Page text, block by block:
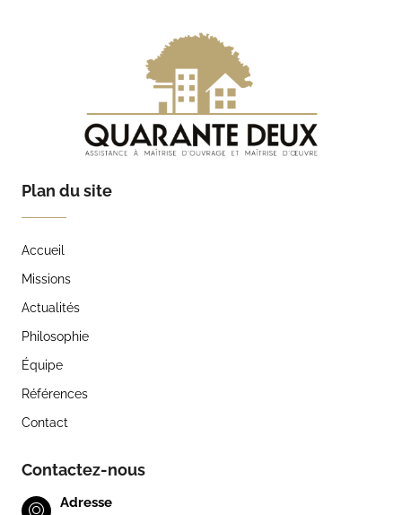
Plan du site
Accueil
Missions
Actualités
Philosophie
Équipe
Références
Contact
Contactez-nous
Adresse